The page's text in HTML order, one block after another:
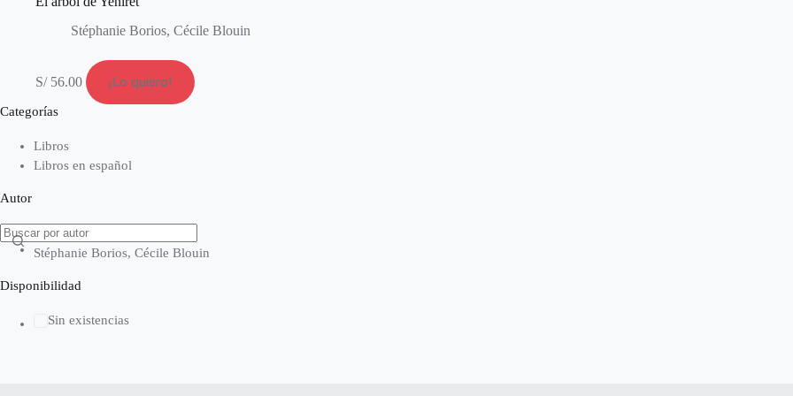
Stéphanie Borios, Cécile Blouin
S/56.00 ¡Lo quiero!
Categorías
Libros
Libros en español
Autor
Stéphanie Borios, Cécile Blouin
Disponibilidad
Sin existencias